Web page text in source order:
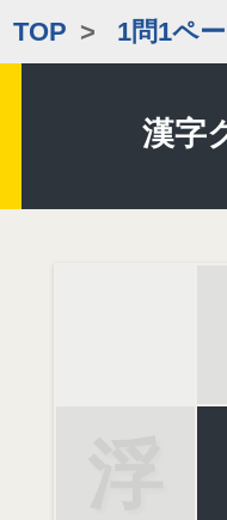
TOP > 1問1ペ
漢字